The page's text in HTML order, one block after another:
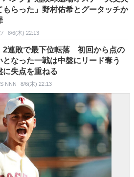
もらった」野村佑希とグータッチか
8/6(木) 22:13
2連敗で最下位転落 初回から点の
となった一戦は中盤にリード奪う
失点を重ねる
NNN 8/6(木) 22:13